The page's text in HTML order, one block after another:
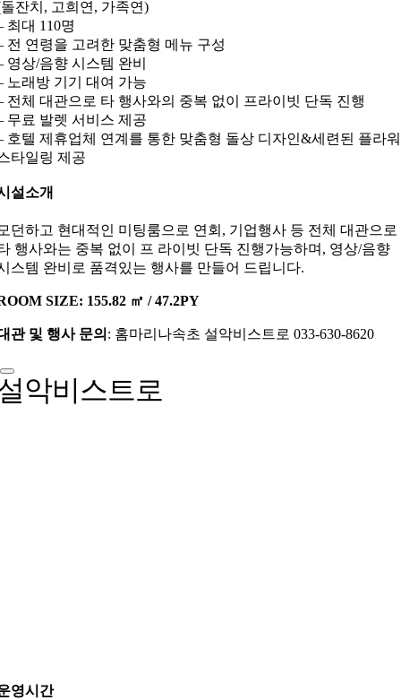
잔치, 고희연, 가족연)
최대 110명
전 연령을 고려한 맞춤형 메뉴 구성
영상/음향 시스템 완비
노래방 기기 대여 가능
전체 대관으로 타 행사와의 중복 없이 프라이빗 단독 진행
무료 발렛 서비스 제공
호텔 제휴업체 연계를 통한 맞춤형 돌상 디자인&세련된 플라워
타일링 제공
설소개
던하고 현대적인 미팅룸으로 연회, 기업행사 등 전체 대관으로
행사와는 중복 없이 프 라이빗 단독 진행가능하며, 영상/음향
스템 완비로 품격있는 행사를 만들어 드립니다.
SIZE: 155.82 ㎡ / 47.2PY
관 및 행사 문의 : 홈마리나속초 설악비스트로 033-630-8620
악비스트로
영시간